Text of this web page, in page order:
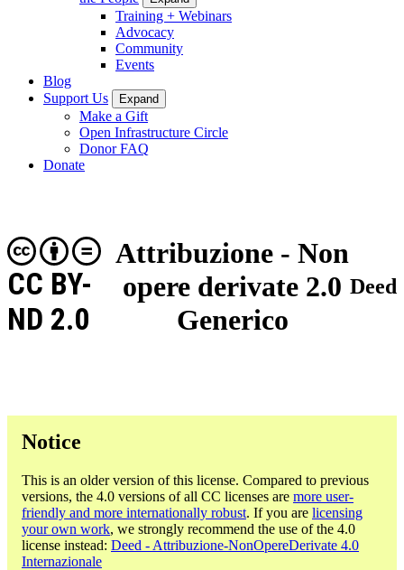
Training + Webinars
Advocacy
Community
Events
Blog
Support Us
Expand
Make a Gift
Open Infrastructure Circle
Donor FAQ
Donate
Attribuzione - Non
opere derivate 2.0
Generico
CC BY-
ND 2.0
Deed
Notice
This is an older version of this license. Compared to previous
versions, the 4.0 versions of all CC licenses are more user-
friendly and more internationally robust. If you are licensing
your own work, we strongly recommend the use of the 4.0
license instead: Deed - Attribuzione-NonOpereDerivate 4.0
Internazionale